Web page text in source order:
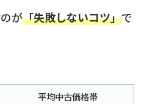
が「失敗しないコツ」で
平均中古価格帯